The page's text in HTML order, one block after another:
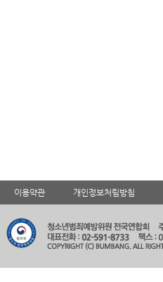
이용약관 개인정보처림방침